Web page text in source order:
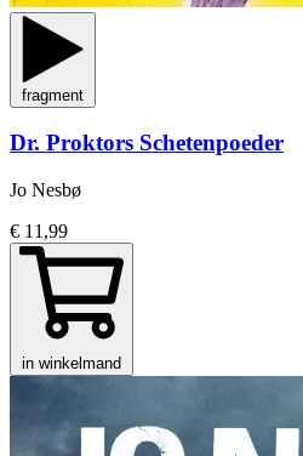
fragment
Dr. Proktors Schetenpoeder
Jo Nesbø
€ 11,99
in winkelmand